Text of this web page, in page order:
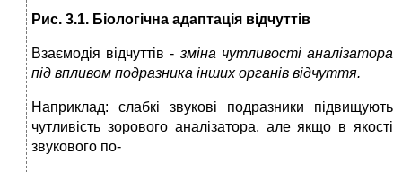
Рис. 3.1. Біологічна адаптація відчуттів
Взаємодія відчуттів - зміна чутливості аналізатора
під впливом подразника інших органів відчуття.
Наприклад: слабкі звукові подразники підвищують
чутливість зорового аналізатора, але якщо в якості
звукового по-